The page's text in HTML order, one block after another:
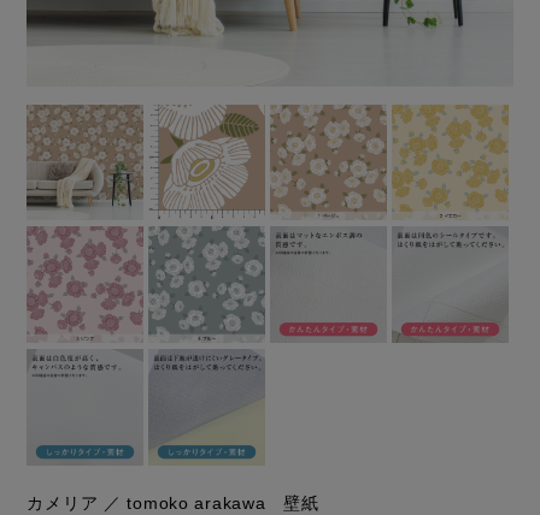
カメリア ／ tomoko arakawa 壁紙